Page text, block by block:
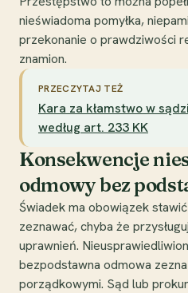
nieświadoma pomyłka,
przekonanie o prawdziwości
znamion.
PRZECZYTAJ TEŻ
Kara za kłamstwo w
według art. 233 KK
Konsekwencje
odmowy bez
Świadek ma obowiązek
zeznawać, chyba że
uprawnień.
bezpodstawna odmowa
porządkowymi. Sąd lub